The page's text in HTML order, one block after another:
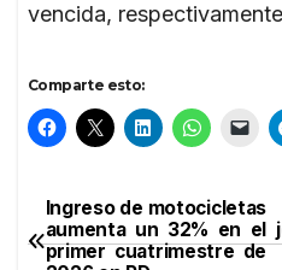
vencida,
Comparte esto:
Navegación
Ingreso de motocicletas
aumenta un 32% en el
primer cuatrimestre de